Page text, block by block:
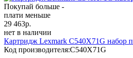
Покупай больше -
плати меньше
29 463р.
нет в наличии
Картридж Lexmark C540X71G набор
Код производителя:C540X71G